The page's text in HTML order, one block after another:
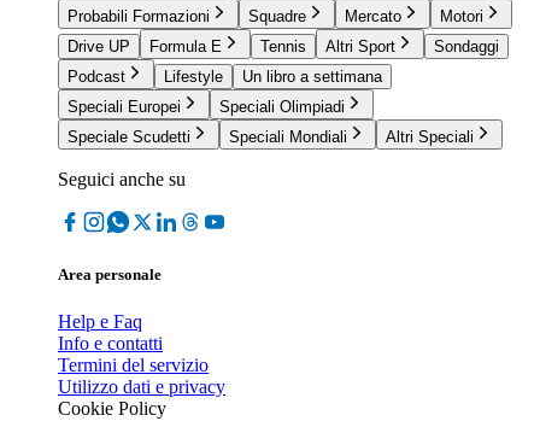
Probabili Formazioni
Squadre Mercato
Motori
Drive UP
Formula E Tennis Altri Sport
Sondaggi
Podcast
Lifestyle
Un libro a settimana
Speciali Europei
Speciali Olimpiadi
Speciale Scudetti
Speciali Mondiali Altri Speciali
Seguici anche su
Area personale
Help e Faq
Info e contatti
Termini del servizio
Utilizzo dati e privacy
Cookie Policy